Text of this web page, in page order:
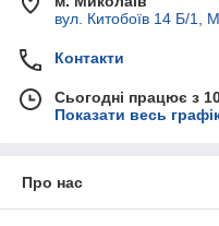
вул. Китобоїв 14 Б/1,
Контакти
Сьогодні працює з
Показати весь
Про нас